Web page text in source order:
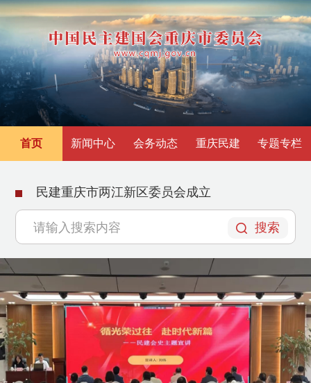
首页 新闻中心 会务动态 重庆民建 专题专栏
民建重庆市两江新区委员会成立
搜索